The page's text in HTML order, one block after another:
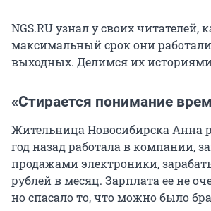
NGS.RU узнал у своих читателей,
максимальный срок они работали
выходных. Делимся их
«Стирается понимание
Жительница Новосибирска Анна
год назад работала в компании,
продажами электроники,
рублей в месяц. Зарплата ее не
но спасало то, что можно было